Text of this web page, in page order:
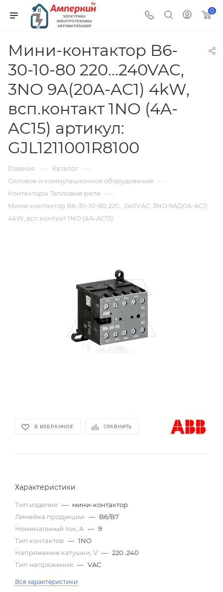
0
Мини-контактор B6-
30-10-80 220...240VAC,
3NO 9A(20A-AC1) 4kW,
всп.контакт 1NO (4A-
AC15) артикул:
GJL1211001R8100
Главная — Каталог —
Силовое и коммутационное оборудование —
Контакторы Тепловые реле —
Мини-контактор B6-30-10-80 220...240VAC, 3NO 9A(20A-AC1)
4kW, всп.контакт 1NO (4A-AC15)
В ИЗБРАННОЕ СРАВНИТЬ
Характеристики
Тип изделия — мини-контактор
Линейка продукции — B6/B7
Номинальный ток, A — 9
Тип контактов — 1NO
Напряжение катушки, V — 220..240
Тип напряжения — VAC
Все характеристики